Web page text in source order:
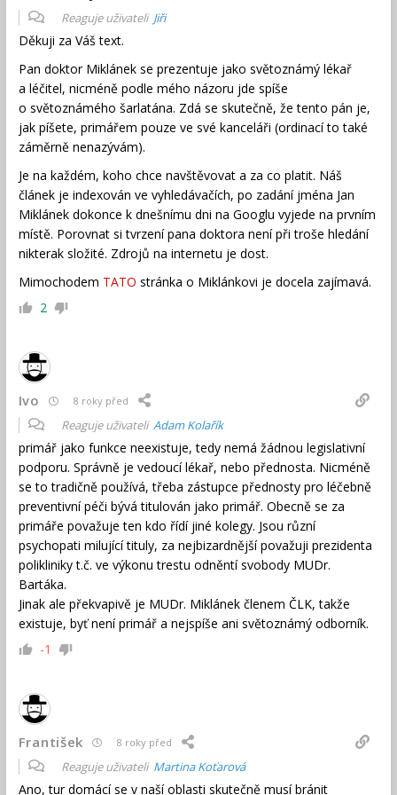
Reaguje uživateli Jiři
Děkuji za Váš text.
Pan doktor Miklánek se prezentuje jako světoznámý lékař
a léčitel, nicméně podle mého názoru jde spíše
o světoznámého šarlatána. Zdá se skutečně, že tento pán je,
jak píšete, primářem pouze ve své kanceláři (ordinací to také
záměrně nenazývám).
Je na každém, koho chce navštěvovat a za co platit. Náš
článek je indexován ve vyhledávačích, po zadání jména Jan
Miklánek dokonce k dnešnímu dni na Googlu vyjede na prvním
místě. Porovnat si tvrzení pana doktora není při troše hledání
nikterak složité. Zdrojů na internetu je dost.
Mimochodem TATO stránka o Miklánkovi je docela zajímavá.
2
Ivo 8 roky před
Reaguje uživateli Adam Kolařík
primář jako funkce neexistuje, tedy nemá žádnou legislativní
podporu. Správně je vedoucí lékař, nebo přednosta. Nicméně
se to tradičně používá, třeba zástupce přednosty pro léčebně
preventivní péči bývá titulován jako primář. Obecně se za
primáře považuje ten kdo řídí jiné kolegy. Jsou různí
psychopati milující tituly, za nejbizardnější považuji prezidenta
polikliniky t.č. ve výkonu trestu odněntí svobody MUDr.
Bartáka.
Jinak ale překvapivě je MUDr. Miklánek členem ČLK, takže
existuje, byť není primář a nejspíše ani světoznámý odborník.
-1
František 8 roky před
Reaguje uživateli Martina Koťarová
Ano, tur domácí se v naší oblasti skutečně musí bránit